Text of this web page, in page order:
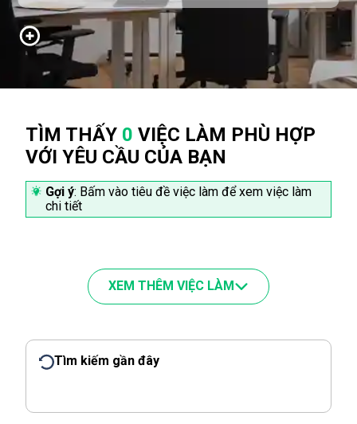
TÌM THẤY 0 VIỆC LÀM PHÙ HỢP
VỚI YÊU CẦU CỦA BẠN
Gợi ý: Bấm vào tiêu đề việc làm để xem việc làm
chi tiết
XEM THÊM VIỆC LÀM
Tìm kiếm gần đây